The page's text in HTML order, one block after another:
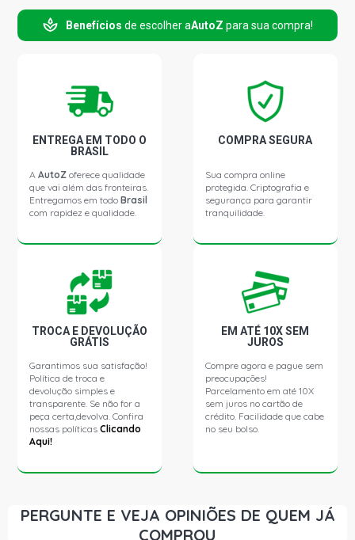
Benefícios de escolher aAutoZ para sua compra!
ENTREGA EM TODO O
BRASIL
AAutoZ oferece qualidade
que vai além das fronteiras.
Entregamos em todoBrasil
com rapidez e qualidade.
COMPRA SEGURA
Sua compra online
protegida. Criptografia e
segurança para garantir
tranquilidade.
TROCA E DEVOLUÇÃO
GRÁTIS
Garantimos sua satisfação!
Política de troca e
devolução simples e
transparente. Se não for a
peça certa,devolva. Confira
nossas políticasClicando
Aqui!
EM ATÉ 10X SEM
JUROS
Compre agora e pague sem
preocupações!
Parcelamento em até 10X
sem juros no cartão de
crédito. Facilidade que cabe
no seu bolso.
PERGUNTE E VEJA OPINIÕES DE QUEM JÁ
COMPROU